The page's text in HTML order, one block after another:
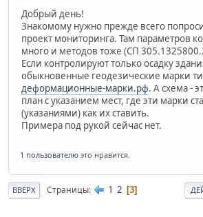
Добрый день!
Знакомому нужно прежде всего
проект мониторинга. Там параметров
много и методов тоже (СП
Если контролируют только осадку
обыкновенные геодезические марки
деформационные-марки.рф. А схема -
план с указанием мест, где эти марки
(указаниями) как их ставить.
Примера под рукой сейчас нет.
1 пользователю это нравится.
ВВЕРХ Страницы 1 2 3